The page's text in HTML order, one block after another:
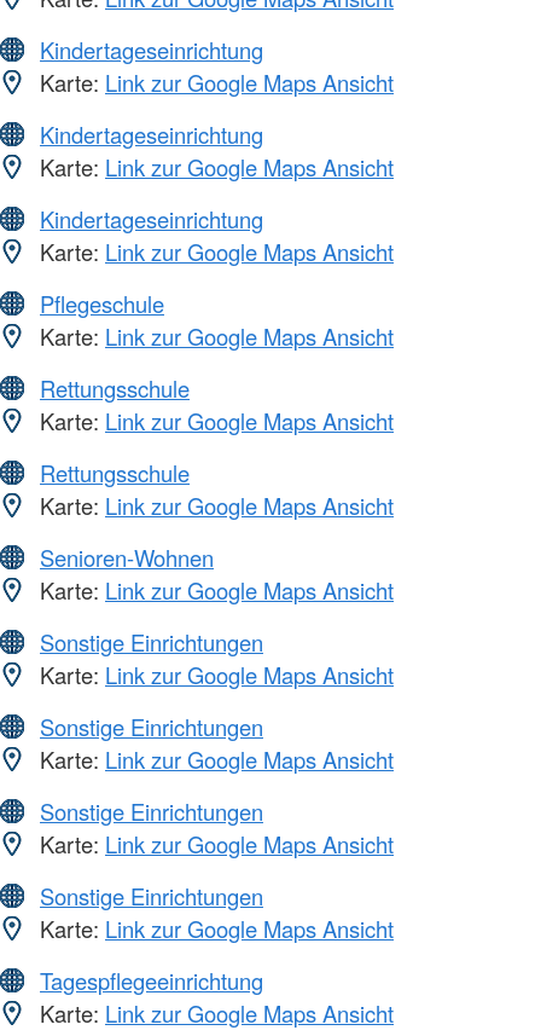
Kindertageseinrichtung
Karte: Link zur Google Maps Ansicht
Kindertageseinrichtung
Karte: Link zur Google Maps Ansicht
Kindertageseinrichtung
Karte: Link zur Google Maps Ansicht
Pflegeschule
Karte: Link zur Google Maps Ansicht
Rettungsschule
Karte: Link zur Google Maps Ansicht
Rettungsschule
Karte: Link zur Google Maps Ansicht
Senioren-Wohnen
Karte: Link zur Google Maps Ansicht
Sonstige Einrichtungen
Karte: Link zur Google Maps Ansicht
Sonstige Einrichtungen
Karte: Link zur Google Maps Ansicht
Sonstige Einrichtungen
Karte: Link zur Google Maps Ansicht
Sonstige Einrichtungen
Karte: Link zur Google Maps Ansicht
Tagespflegeeinrichtung
Karte: Link zur Google Maps Ansicht